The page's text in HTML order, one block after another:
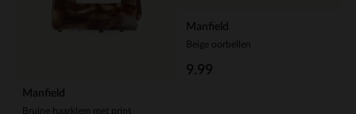
Manfield
Bruine haarklem met print
Manfield
Beige oorbellen
9.99